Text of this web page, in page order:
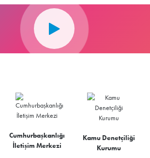
Cumhurbaşkanlığı
İletişim Merkezi
Kamu Denetçiliği
Kurumu